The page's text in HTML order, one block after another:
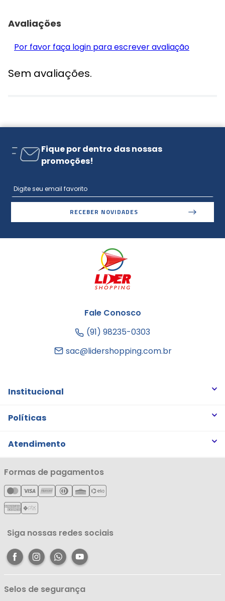
Avaliações
Por favor faça login para escrever avaliação
Sem avaliações.
Fique por dentro das nossas
promoções!
RECEBER NOVIDADES
Fale Conosco
(91) 98235-0303
sac@lidershopping.com.br
Institucional
Quem somos
Notícias
Cartão Líderzan
Políticas
Trocas e Devoluções
Política de Privacidade
Política de Entrega
Política de Reembolso
Atendimento
Minha Conta
Meus Pedidos
Meus Favoritos
Central de Atendimento
Formas de pagamentos
Siga nossas redes sociais
Selos de segurança